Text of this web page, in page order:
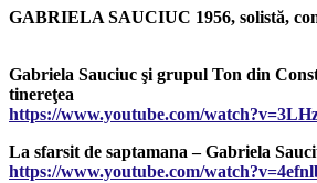
GABRIELA SAUCIUC 1956, solistă,
Gabriela Sauciuc şi grupul Ton din
tinereţea
https://www.youtube.com/
La sfarsit de saptamana – Gabriela
https://www.youtube.com/